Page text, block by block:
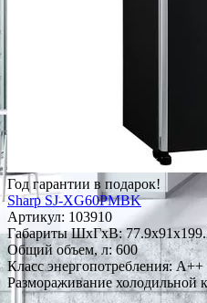
Год гарантии в подарок!
Sharp SJ-XG60PMBK
Артикул: 103910
Габариты ШxГxВ:
Общий объем, л: 600
Класс энергопотребления: A++
Размораживание холодильной